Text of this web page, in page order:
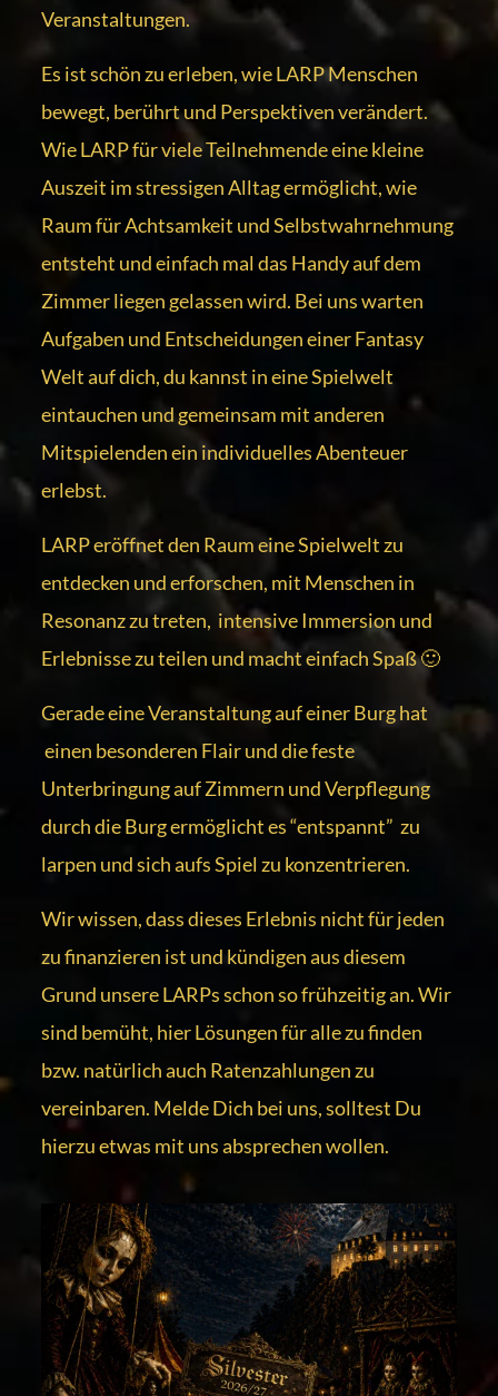
Veranstaltungen.
Es ist schön zu erleben, wie LARP Menschen
bewegt, berührt und Perspektiven verändert.
Wie LARP für viele Teilnehmende eine kleine
Auszeit im stressigen Alltag ermöglicht, wie
Raum für Achtsamkeit und Selbstwahrnehmung
entsteht und einfach mal das Handy auf dem
Zimmer liegen gelassen wird. Bei uns warten
Aufgaben und Entscheidungen einer Fantasy
Welt auf dich, du kannst in eine Spielwelt
eintauchen und gemeinsam mit anderen
Mitspielenden ein individuelles Abenteuer
erlebst.
LARP eröffnet den Raum eine Spielwelt zu
entdecken und erforschen, mit Menschen in
Resonanz zu treten, intensive Immersion und
Erlebnisse zu teilen und macht einfach Spaß 🙂
Gerade eine Veranstaltung auf einer Burg hat
einen besonderen Flair und die feste
Unterbringung auf Zimmern und Verpflegung
durch die Burg ermöglicht es “entspannt” zu
larpen und sich aufs Spiel zu konzentrieren.
Wir wissen, dass dieses Erlebnis nicht für jeden
zu finanzieren ist und kündigen aus diesem
Grund unsere LARPs schon so frühzeitig an. Wir
sind bemüht, hier Lösungen für alle zu finden
bzw. natürlich auch Ratenzahlungen zu
vereinbaren. Melde Dich bei uns, solltest Du
hierzu etwas mit uns absprechen wollen.